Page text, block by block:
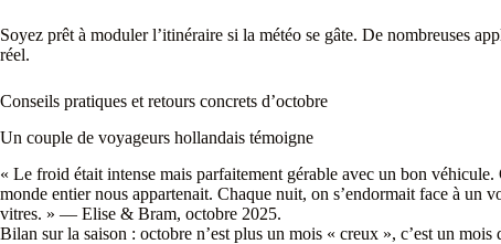
Soyez prêt à moduler l’itinéraire si la météo se gâte. De nombreuses
réel.
Conseils pratiques et retours concrets d’octobre
Un couple de voyageurs hollandais témoigne
« Le froid était intense mais parfaitement gérable avec un bon
monde entier nous appartenait. Chaque nuit, on s’endormait face à un
vitres. » — Elise & Bram, octobre 2025.
Bilan sur la saison : octobre n’est plus un mois « creux », c’est un mois